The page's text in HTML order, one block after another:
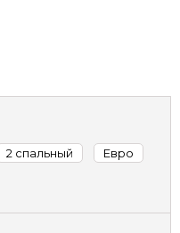
2 спальный
Евро